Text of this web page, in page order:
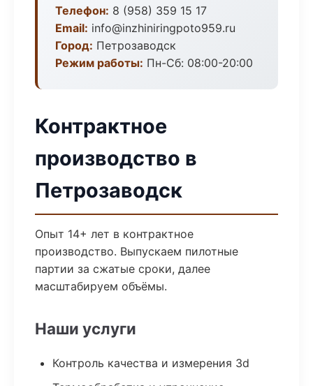
Телефон: 8 (958) 359 15 17
Email: info@inzhiniringpoto959.ru
Город: Петрозаводск
Режим работы: Пн-Сб: 08:00-20:00
Контрактное
производство в
Петрозаводск
Опыт 14+ лет в контрактное
производство. Выпускаем пилотные
партии за сжатые сроки, далее
масштабируем объёмы.
Наши услуги
Контроль качества и измерения 3d